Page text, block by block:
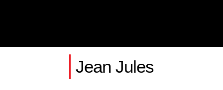
Jean Jules